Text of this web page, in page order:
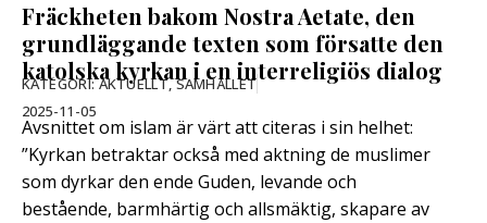
Fräckheten bakom Nostra Aetate, den
grundläggande texten som försatte den
katolska kyrkan i en interreligiös dialog
KATEGORI:AKTUELLT,SAMHÄLLET
2025-11-05
Avsnittet om islam är värt att citeras i sin helhet:
”Kyrkan betraktar också med aktning de muslimer
som dyrkar den ende Guden, levande och
bestående, barmhärtig och allsmäktig, skapare av